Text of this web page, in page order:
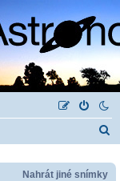
e
Nahrát jiné snímky